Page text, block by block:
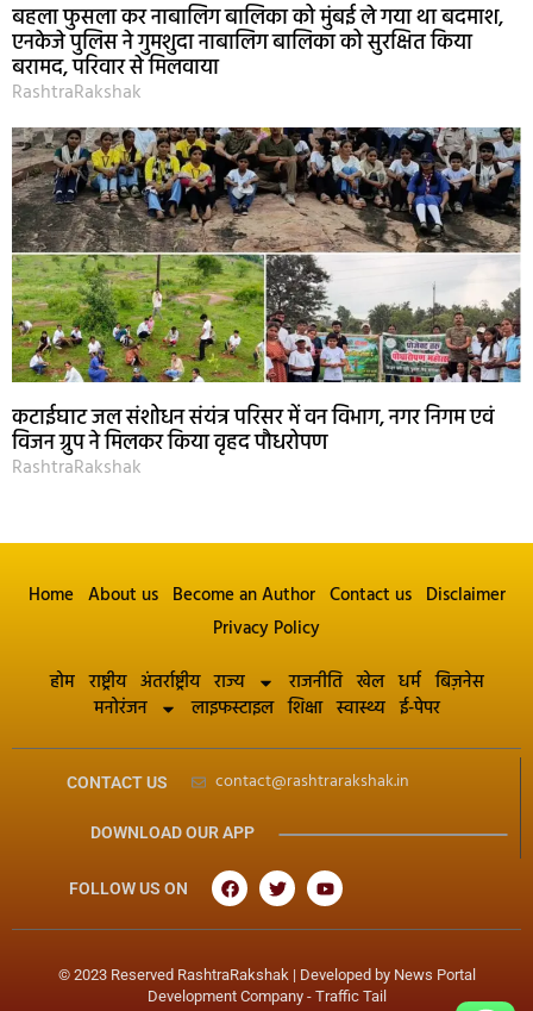
बहला फुसला कर नाबालिग बालिका को मुंबई ले गया था बदमाश,
एनकेजे पुलिस ने गुमशुदा नाबालिग बालिका को सुरक्षित किया
बरामद, परिवार से मिलवाया
RashtraRakshak
कटाईघाट जल संशोधन संयंत्र परिसर में वन विभाग, नगर निगम एवं
विजन ग्रुप ने मिलकर किया वृहद पौधरोपण
RashtraRakshak
Home About us Become an Author Contact us Disclaimer
Privacy Policy
होम राष्ट्रीय अंतर्राष्ट्रीय राज्य राजनीति खेल धर्म बिज़नेस
मनोरंजन
लाइफस्टाइल शिक्षा स्वास्थ्य ई-पेपर
CONTACT US contact@rashtrarakshak.in
DOWNLOAD OUR APP
FOLLOW US ON
© 2023 Reserved RashtraRakshak | Developed by News Portal
Development Company- Traffic Tail